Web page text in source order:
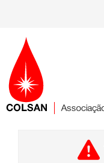
conteúdo